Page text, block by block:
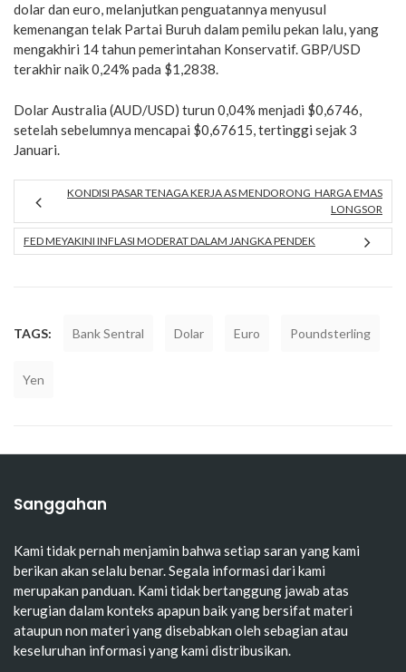
dolar dan euro, melanjutkan penguatannya menyusul
kemenangan telak Partai Buruh dalam pemilu pekan lalu, yang
mengakhiri 14 tahun pemerintahan Konservatif. GBP/USD
terakhir naik 0,24% pada $1,2838.
Dolar Australia (AUD/USD) turun 0,04% menjadi $0,6746,
setelah sebelumnya mencapai $0,67615, tertinggi sejak 3
Januari.
KONDISI PASAR TENAGA KERJA AS MENDORONG HARGA EMAS
LONGSOR
FED MEYAKINI INFLASI MODERAT DALAM JANGKA PENDEK
TAGS: Bank Sentral Dolar Euro Poundsterling
Yen
Sanggahan
Kami tidak pernah menjamin bahwa setiap saran yang kami
berikan akan selalu benar. Segala informasi dari kami
merupakan panduan. Kami tidak bertanggung jawab atas
kerugian dalam konteks apapun baik yang bersifat materi
ataupun non materi yang disebabkan oleh sebagian atau
keseluruhan informasi yang kami distribusikan.